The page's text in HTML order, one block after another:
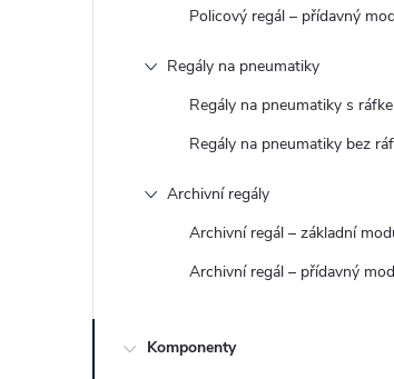
p
Policový regál – přídavný
Regály na pneumatiky
Regály na pneumatiky s
Regály na pneumatiky bez
Archivní regály
Archivní regál – základní
Archivní regál – přídavný
Komponenty